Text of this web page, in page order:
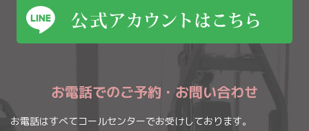
お電話でのご予約・お問い合わせ
お電話はすべてコールセンターでお受けしております。